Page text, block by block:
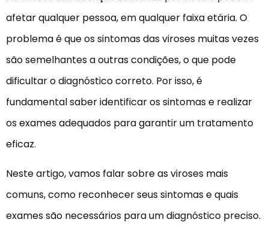
afetar qualquer pessoa, em qualquer faixa etária. O
problema é que os sintomas das viroses muitas vezes
são semelhantes a outras condições, o que pode
dificultar o diagnóstico correto. Por isso, é
fundamental saber identificar os sintomas e realizar
os exames adequados para garantir um tratamento
eficaz.
Neste artigo, vamos falar sobre as viroses mais
comuns, como reconhecer seus sintomas e quais
exames são necessários para um diagnóstico preciso.